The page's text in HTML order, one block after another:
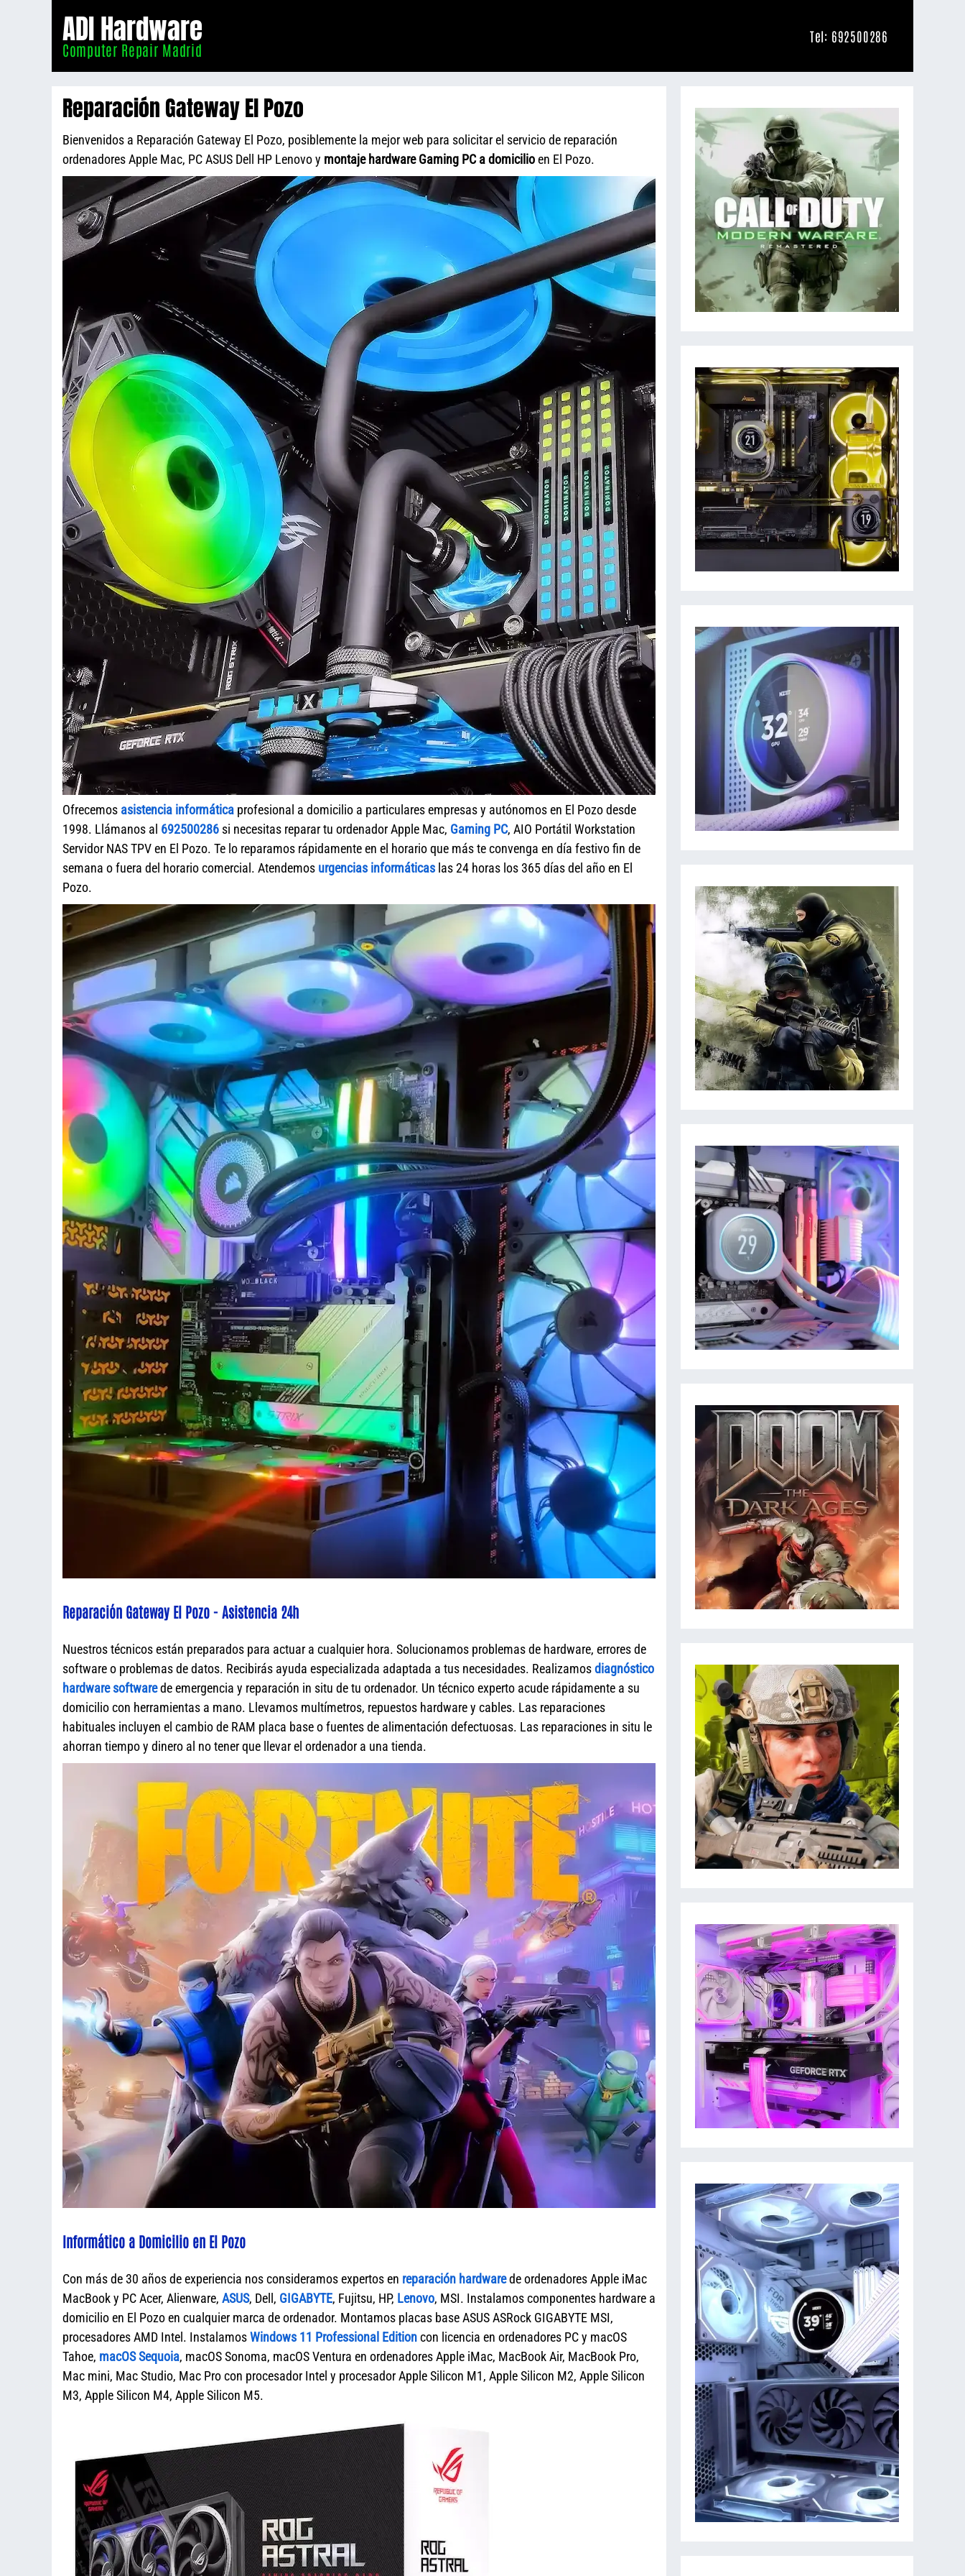
ADI Hardware
Computer Repair Madrid
Tel: 692500286
Reparación Gateway El Pozo
Bienvenidos a Reparación Gateway El Pozo, posiblemente la mejor web para solicitar el servicio de reparación
ordenadores Apple Mac, PC ASUS Dell HP Lenovo y montaje hardware Gaming PC a domicilioen El Pozo.
Ofrecemos asistencia informática profesional a domicilio a particulares empresas y autónomos en El Pozo desde
1998. Llámanos al 692500286 si necesitas reparar tu ordenador Apple Mac, Gaming PC, AIO Portátil Workstation
Servidor NAS TPV en El Pozo. Te lo reparamos rápidamente en el horario que más te convenga en día festivo fin de
semana o fuera del horario comercial. Atendemos urgencias informáticas las 24 horas los 365 días del año en El
Pozo.
Reparación Gateway El Pozo - Asistencia 24h
Nuestros técnicos están preparados para actuar a cualquier hora. Solucionamos problemas de hardware, errores de
software o problemas de datos. Recibirás ayuda especializada adaptada a tus necesidades. Realizamosdiagnóstico
hardware softwarede emergencia y reparación in situ de tu ordenador. Un técnico experto acude rápidamente a su
domicilio con herramientas a mano. Llevamos multímetros, repuestos hardware y cables. Las reparaciones
habituales incluyen el cambio de RAM placa base o fuentes de alimentación defectuosas. Las reparaciones in situ le
ahorran tiempo y dinero al no tener que llevar el ordenador a una tienda.
Informático a Domicilio en El Pozo
Con más de 30 años de experiencia nos consideramos expertos en reparación hardwarede ordenadores Apple iMac
MacBook y PC Acer, Alienware, ASUS, Dell, GIGABYTE, Fujitsu, HP, Lenovo, MSI. Instalamos componentes hardware a
domicilio en El Pozo en cualquier marca de ordenador. Montamos placas base ASUS ASRock GIGABYTE MSI,
procesadores AMD Intel. InstalamosWindows 11 Professional Editioncon licencia en ordenadores PC y macOS
Tahoe, macOS Sequoia, macOS Sonoma, macOS Ventura en ordenadores Apple iMac, MacBook Air, MacBook Pro,
Mac mini, Mac Studio, Mac Pro con procesador Intel y procesador Apple Silicon M1, Apple Silicon M2, Apple Silicon
M3, Apple Silicon M4, Apple Silicon M5.